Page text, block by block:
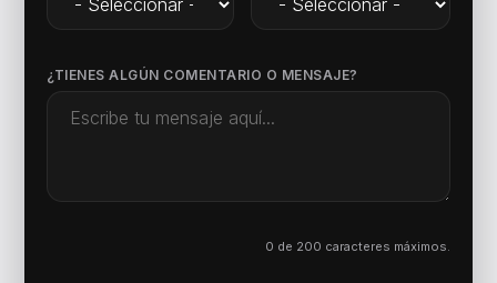
¿TIENES ALGÚN COMENTARIO O MENSAJE?
0 de 200 caracteres máximos.